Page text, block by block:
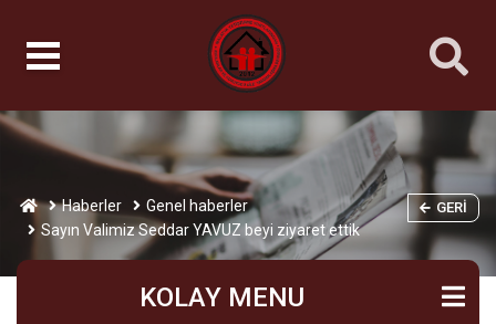
Haberler
Genel haberler
Sayın Valimiz Seddar YAVUZ beyi ziyaret ettik
GERI
KOLAY MENU